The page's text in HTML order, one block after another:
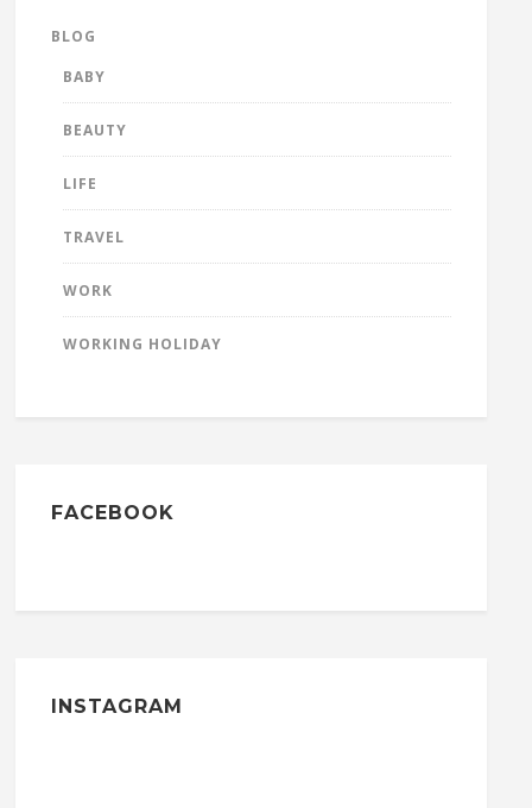
BLOG
BABY
BEAUTY
LIFE
TRAVEL
WORK
WORKING HOLIDAY
FACEBOOK
INSTAGRAM